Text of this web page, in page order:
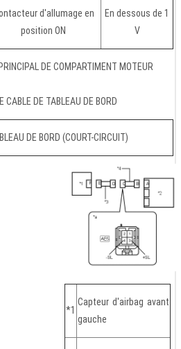
d'allumage en
position ON
En dessous de 1
V
DE COMPARTIMENT MOTEUR
CABLE DE TABLEAU DE BORD
DE BORD (COURT-CIRCUIT)
*1
Capteur d'airbag avant
gauche